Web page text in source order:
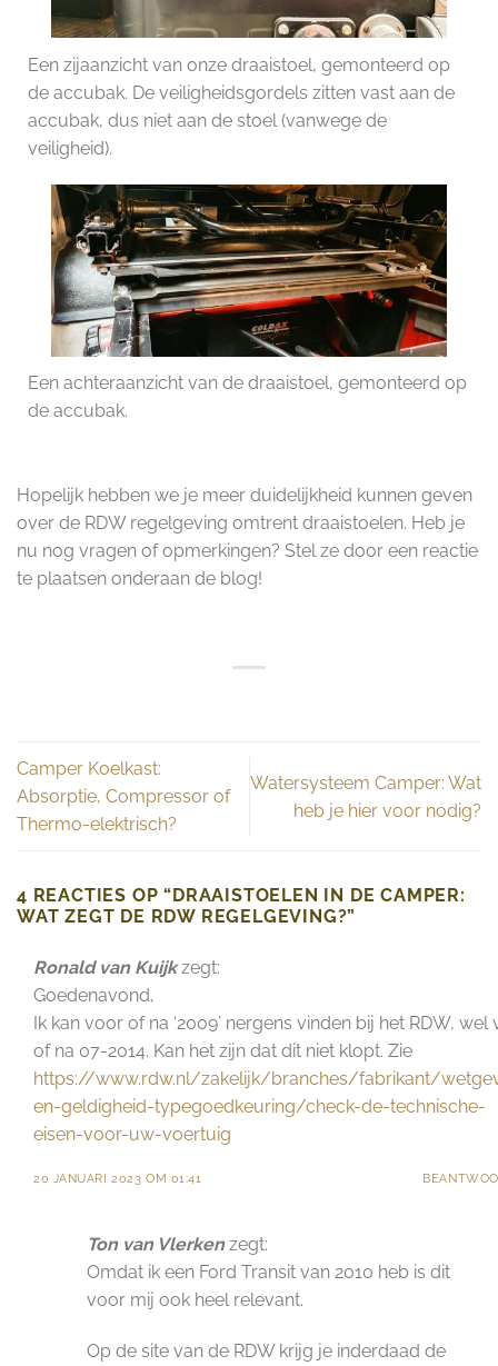
Een zijaanzicht van onze draaistoel, gemonteerd op
de accubak. De veiligheidsgordels zitten vast aan de
accubak, dus niet aan de stoel (vanwege de
veiligheid).
Een achteraanzicht van de draaistoel, gemonteerd op
de accubak.
Hopelijk hebben we je meer duidelijkheid kunnen geven
over de RDW regelgeving omtrent draaistoelen. Heb je
nu nog vragen of opmerkingen? Stel ze door een reactie
te plaatsen onderaan de blog!
Camper Koelkast:
Absorptie, Compressor of
Thermo-elektrisch?
Watersysteem Camper: Wat
heb je hier voor nodig?
4 REACTIES OP “ DRAAISTOELEN IN DE CAMPER:
WAT ZEGT DE RDW REGELGEVING?”
Ronald van Kuijk zegt:
Goedenavond,
Ik kan voor of na ‘2009’ nergens vinden bij het RDW, wel
of na 07-2014. Kan het zijn dat dit niet klopt. Zie
https://www.rdw.nl/zakelijk/branches/fabrikant/
en-geldigheid-typegoedkeuring/check-de-technische-
eisen-voor-uw-voertuig
20 JANUARI 2023 OM 01:41
Ton van Vlerken zegt:
Omdat ik een Ford Transit van 2010 heb is dit
voor mij ook heel relevant.
Op de site van de RDW krijg je inderdaad de